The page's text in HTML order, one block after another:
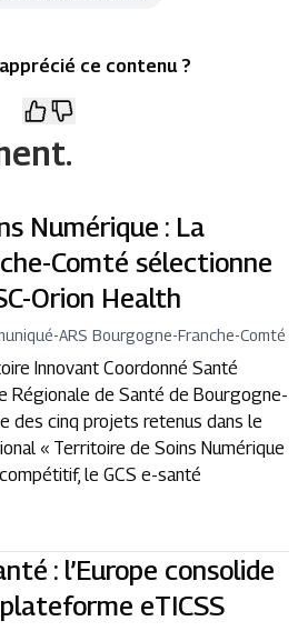
ce contenu ?
Numérique : La
Comté sélectionne
Orion Health
-ARS Bourgogne-Franche-Comté
Innovant Coordonné Santé
Régionale de Santé de Bourgogne-
des cinq projets retenus dans le
« Territoire de Soins Numérique
le GCS e-santé
: l’Europe consolide
eTICSS